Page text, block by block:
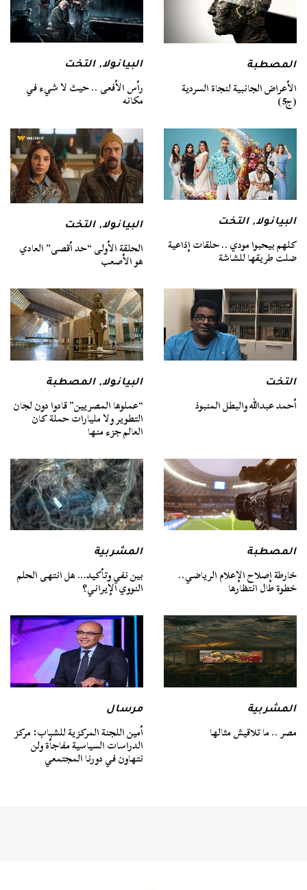
المصطبة
الأعراض الجانبية لنجاة السردية
(ج5)
البيانولا,التخت
رأس الأفعى .. حيث لا شيء في
مكانه
البيانولا,التخت
كلهم بيحبوا مودي .. حلقات إذاعية
ضلت طريقها للشاشة
البيانولا,التخت
الحلقة الأولى “حد أقصى” العادي
هو الأصعب
التخت
أحمد عبدالله والبطل المنبوذ
البيانولا,المصطبة
“عملوها المصريين” قادوا دون لجان
التطوير ولا مليارات حملة كان
العالم جزء منها
المصطبة
خارطة إصلاح الإعلام الرياضي..
خطوة طال انتظارها
المشربية
بين نفي وتأكيد… هل انتهى الحلم
النووي الإيراني؟
المشربية
مصر .. ما تلاقيش مثالها
مرسال
أمين اللجنة المركزية للشباب: مركز
الدراسات السياسية مفاجأة ولن
نتهاون في دورنا المجتمعي